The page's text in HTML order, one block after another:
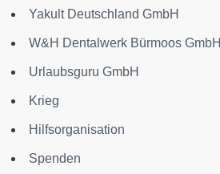
Yakult Deutschland GmbH
W&H Dentalwerk Bürmoos GmbH
Urlaubsguru GmbH
Krieg
Hilfsorganisation
Spenden